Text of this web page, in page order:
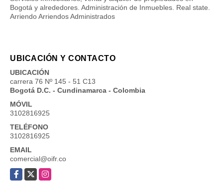
Bogotá y alrededores. Administración de Inmuebles. Real state.
Arriendo Arriendos Administrados
UBICACIÓN Y CONTACTO
UBICACIÓN
carrera 76 Nº 145 - 51 C13
Bogotá D.C. - Cundinamarca - Colombia
MÓVIL
3102816925
TELÉFONO
3102816925
EMAIL
comercial@oifr.co
Facebook
X Instagram